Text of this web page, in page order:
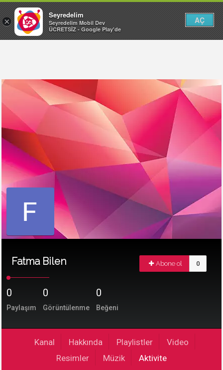
Fatma Bilen Abone ol 0
0
Paylaşım
0
Görüntülenme
0
Beğeni
Kanal Hakkında Playlistler
Video
Resimler
Müzik Aktivite
×
Seyredelim
Seyredelim Mobil Dev
ÜCRETSİZ - Google Play'de
AÇ